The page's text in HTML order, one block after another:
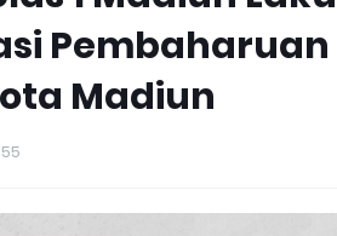
Pembaharuan
Madiun